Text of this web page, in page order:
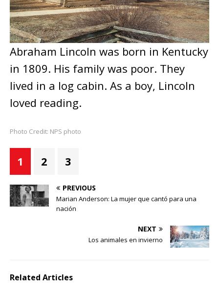
Abraham Lincoln was born in Kentucky
in 1809. His family was poor. They
lived in a log cabin. As a boy, Lincoln
loved reading.
Photo Credit: NPS photo
1 2 3
PREVIOUS
Marian Anderson: La mujer que cantó para una
nación
NEXT
Los animales en invierno
Related Articles